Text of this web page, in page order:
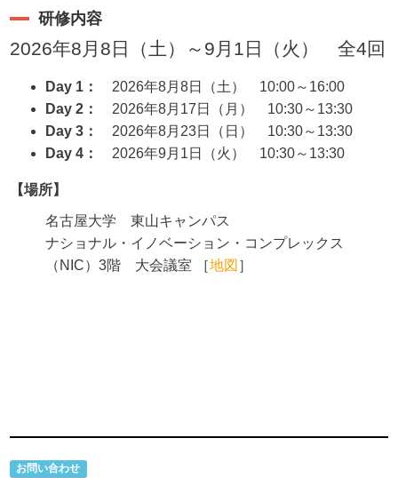
研修内容
2026年8月8日（土）～9月1日（火） 全4回
Day 1：
2026年8月8日（土） 10:00～16:00
Day 2：
2026年8月17日（月） 10:30～13:30
Day 3：
2026年8月23日（日） 10:30～13:30
Day 4：
2026年9月1日（火） 10:30～13:30
【場所】
名古屋大学 東山キャンパス
ナショナル・イノベーション・コンプレックス
（NIC）3階 大会議室 ［地図 ］
お問い合わせ